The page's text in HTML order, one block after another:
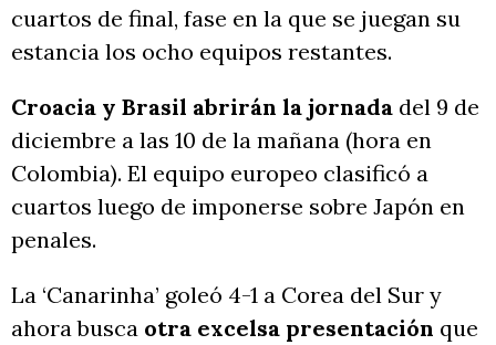
cuartos de final, fase en la que se juegan su
estancia los ocho equipos restantes.
Croacia y Brasil abrirán la jornada del 9 de
diciembre a las 10 de la mañana (hora en
Colombia). El equipo europeo clasificó a
cuartos luego de imponerse sobre Japón en
penales.
La ‘Canarinha’ goleó 4-1 a Corea del Sur y
ahora busca otra excelsa presentación que